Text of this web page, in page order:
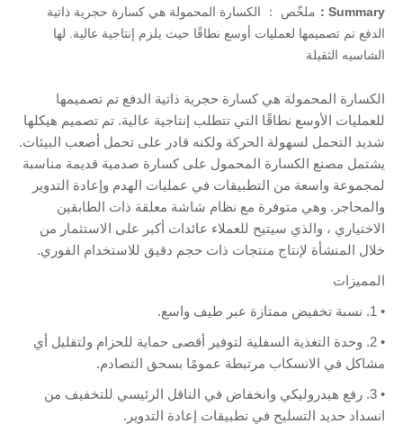
Summary：
ملخّص ： الكسارة المحمولة هي كسارة حجرية ذاتية
الدفع تم تصميمها لعمليات أوسع نطاقًا حيث يلزم إنتاجية عالية. لها
الشاسيه الثقيلة
الكسارة المحمولة هي كسارة حجرية ذاتية الدفع تم تصميمها
للعمليات الأوسع نطاقًا التي تتطلب إنتاجية عالية. تم تصميم هيكلها
شديد التحمل لسهولة الحركة ولكنه قادر على تحمل أصعب البيئات.
يشتمل مصنع الكسارة المحمول على كسارة صدمية قديمة مناسبة
لمجموعة واسعة من التطبيقات في عمليات الهدم وإعادة التدوير
والمحاجر. وهي متوفرة مع نظام شاشة معلقة ذات الطابقين
الاختياري ، والذي سيتيح للعملاء عائدات أكبر على الاستثمار من
خلال المنشأة لإنتاج منتجات ذات حجم دقيق للاستخدام الفوري.
المميزات
• 1. نسبة تخفيض ممتازة عبر طيف واسع.
• 2. وحدة التغذية السفلية لتوفير أقصى حماية للحزام ولتقليل أي
مشاكل في الانسكاب مرتبطة عمومًا بسحق التصادم.
• 3. رفع هيدروليكي وانخفاض في الناقل الرئيسي للتخفيف من
انسداد حديد التسليح في تطبيقات إعادة التدوير.